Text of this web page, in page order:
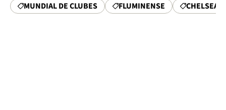
MUNDIAL DE CLUBES FLUMINENSE CHELSEA